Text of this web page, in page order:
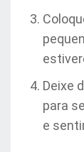
Deixe
para
e